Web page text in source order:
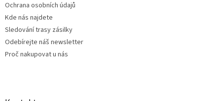
Ochrana osobních údajů
Kde nás najdete
Sledování trasy zásilky
Odebírejte náš newsletter
Proč nakupovat u nás